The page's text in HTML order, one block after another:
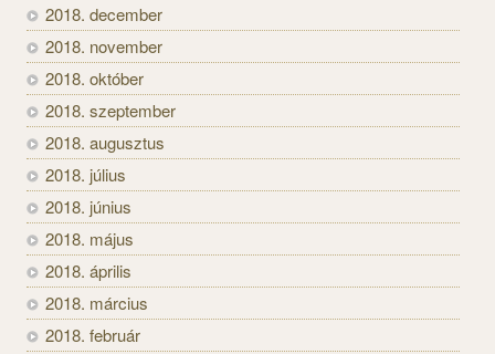
2018. december
2018. november
2018. október
2018. szeptember
2018. augusztus
2018. július
2018. június
2018. május
2018. április
2018. március
2018. február